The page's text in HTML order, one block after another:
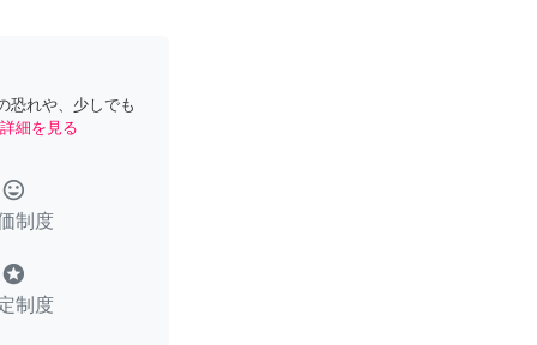
恐れや、少しでも
詳細を見る
tag_faces
制度
stars
制度